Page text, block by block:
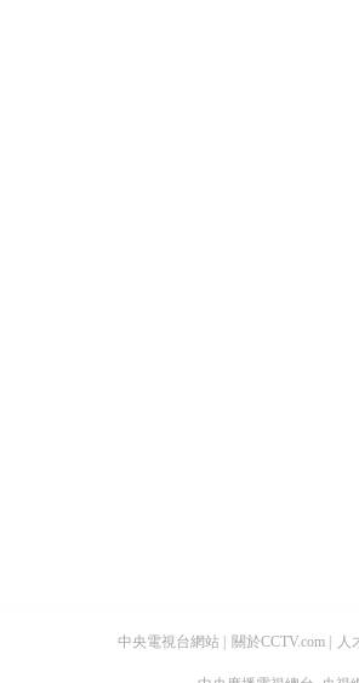
中央電視台網站 關於CCTV.com 人